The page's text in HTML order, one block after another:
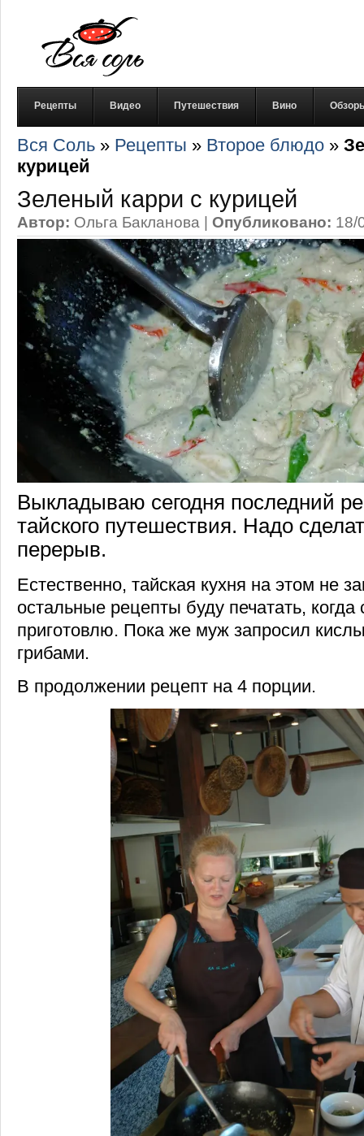
Рецепты Видео Путешествия Вино
Вся Соль » Рецепты » Второе блюдо »
курицей
Зеленый карри с курицей
Автор: Ольга Бакланова | Опубликовано: 18/
Выкладываю сегодня последний
тайского путешествия. Надо
перерыв.
Естественно, тайская кухня на этом не
остальные рецепты буду печатать, когда
приготовлю. Пока же муж запросил
грибами.
В продолжении рецепт на 4 порции.